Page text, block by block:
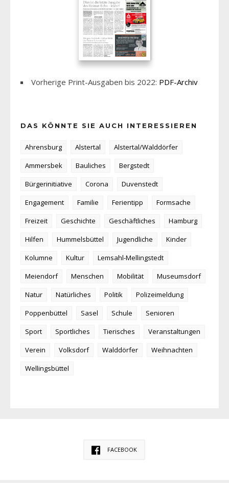
Vorherige Print-Ausgaben bis 2022: PDF-Archiv
DAS KÖNNTE SIE AUCH INTERESSIEREN
Ahrensburg Alstertal
Alstertal/Walddörfer
Ammersbek
Bauliches
Bergstedt
Bürgerinitiative
Corona
Duvenstedt
Engagement
Familie Ferientipp
Formsache
Freizeit
Geschichte Geschäftliches
Hamburg
Hilfen
Hummelsbüttel Jugendliche
Kinder
Kolumne
Kultur
Lemsahl-Mellingstedt
Meiendorf
Menschen Mobilität
Museumsdorf
Natur
Natürliches Politik
Polizeimeldung
Poppenbüttel
Sasel Schule
Senioren
Sport
Sportliches Tierisches
Veranstaltungen
Verein
Volksdorf Walddörfer
Weihnachten
Wellingsbüttel
FACEBOOK